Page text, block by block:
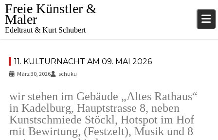
Skip
to
content
Freie Künstler &
Maler
Edeltraut & Kurt Schubert
11. KULTURNACHT AM 09. MAI 2026
März 30, 2026 schuku
wir stehen im Gebäude „Altes Rathaus“
in Kadelburg, Hauptstrasse 8, neben
Kunstschmiede Stöckl, Hotspot im Hof
mit Bewirtung, (Festzelt), Musik und 8